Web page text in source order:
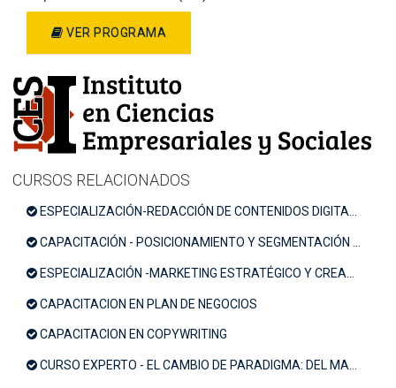
VER PROGRAMA
CURSOS RELACIONADOS
ESPECIALIZACIÓN-REDACCIÓN DE CONTENIDOS DIGITALES
CAPACITACIÓN - POSICIONAMIENTO Y SEGMENTACIÓN PARA MARCAS GANADORAS
ESPECIALIZACIÓN -MARKETING ESTRATÉGICO Y CREACIÓN DE VALOR
CAPACITACION EN PLAN DE NEGOCIOS
CAPACITACION EN COPYWRITING
CURSO EXPERTO - EL CAMBIO DE PARADIGMA: DEL MARKETING ESTRATÉGICO AL MARKETING HOLÍSTICO